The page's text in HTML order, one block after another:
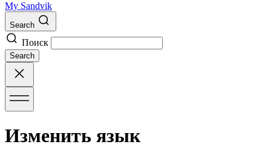
My Sandvik
Search
Поиск
Search
Изменить язык